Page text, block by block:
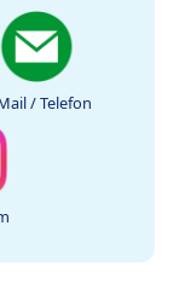
/ Telefon